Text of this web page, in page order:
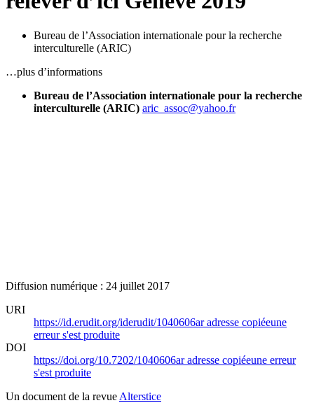
Bureau de l’Association internationale pour la recherche
interculturelle (ARIC)
…plus d’informations
Bureau de l’Association internationale pour la recherche
interculturelle (ARIC) aric_assoc@yahoo.fr
Diffusion numérique : 24 juillet 2017
URI
https://id.erudit.org/iderudit/1040606aradresse copiéeune
erreur s'est produite
DOI
https://doi.org/10.7202/1040606aradresse copiéeune erreur
s'est produite
Un document de la revue Alterstice